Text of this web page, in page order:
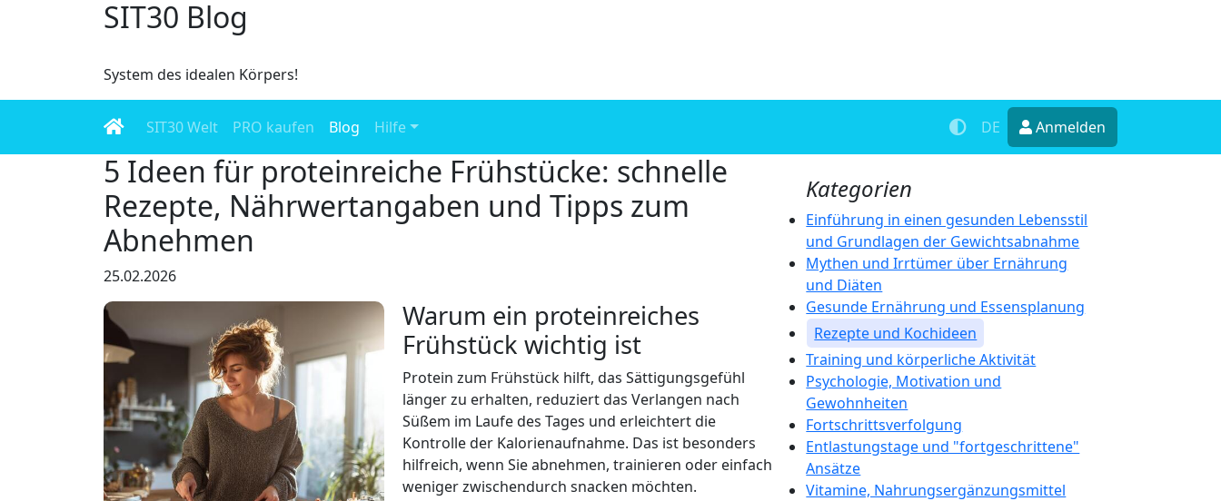
SIT30 Blog
System des idealen Körpers!
SIT30 Welt PRO kaufen Blog Hilfe DE Anmelden
5 Ideen für proteinreiche Frühstücke: schnelle
Rezepte, Nährwertangaben und Tipps zum
Abnehmen
25.02.2026
Warum ein proteinreiches
Frühstück wichtig ist
Protein zum Frühstück hilft, das Sättigungsgefühl
länger zu erhalten, reduziert das Verlangen nach
Süßem im Laufe des Tages und erleichtert die
Kontrolle der Kalorienaufnahme. Das ist besonders
hilfreich, wenn Sie abnehmen, trainieren oder einfach
weniger zwischendurch snacken möchten.
Kategorien
Einführung in einen gesunden Lebensstil
und Grundlagen der Gewichtsabnahme
Mythen und Irrtümer über Ernährung
und Diäten
Gesunde Ernährung und Essensplanung
Rezepte und Kochideen
Training und körperliche Aktivität
Psychologie, Motivation und
Gewohnheiten
Fortschrittsverfolgung
Entlastungstage und "fortgeschrittene"
Ansätze
Vitamine, Nahrungsergänzungsmittel